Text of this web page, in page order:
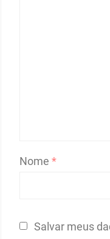
Nome*
Salvar meus